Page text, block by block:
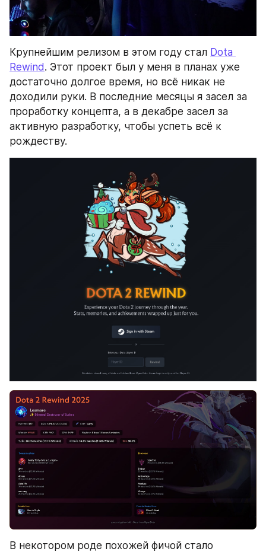
Крупнейшим релизом в этом году стал Dota
Rewind . Этот проект был у меня в планах уже
достаточно долгое время, но всё никак не
доходили руки. В последние месяцы я засел за
проработку концепта, а в декабре засел за
активную разработку, чтобы успеть всё к
рождеству.
В некотором роде похожей фичой стало